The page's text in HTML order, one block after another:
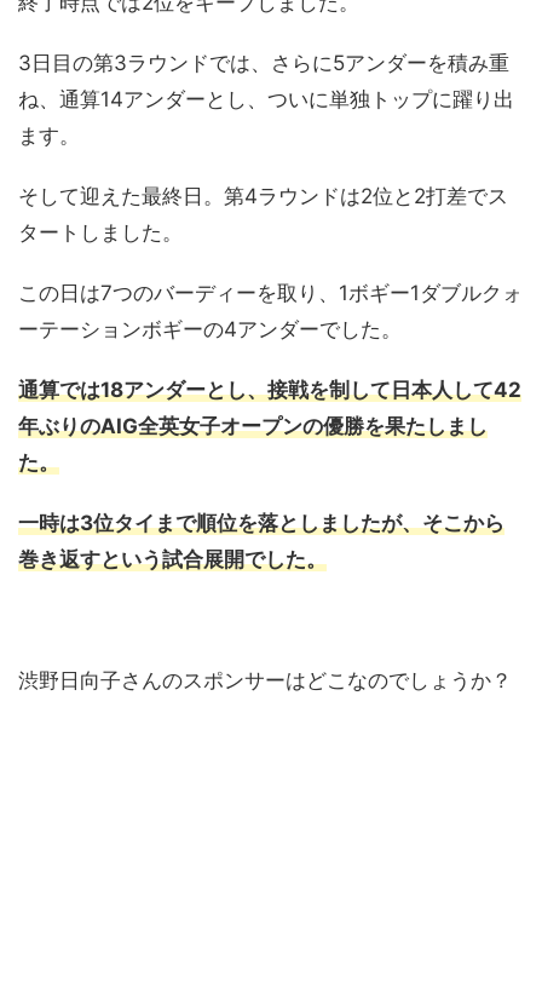
3日目の第3ラウンドでは、さらに5アンダーを積み重
ね、通算14アンダーとし、ついに単独トップに躍り出
ます。
そして迎えた最終日。第4ラウンドは2位と2打差でス
タートしました。
この日は7つのバーディーを取り、1ボギー1ダブルクォ
ーテーションボギーの4アンダーでした。
通算では18アンダーとし、接戦を制して日本人して42
年ぶりのAIG全英女子オープンの優勝を果たしまし
た。
一時は3位タイまで順位を落としましたが、そこから
巻き返すという試合展開でした。
渋野日向子さんのスポンサーはどこなのでしょうか？